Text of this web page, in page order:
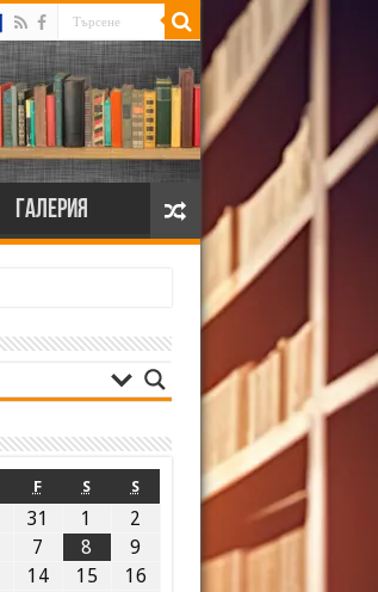
Галерия
F S S
31 1
2
7 8
9
14 15
16